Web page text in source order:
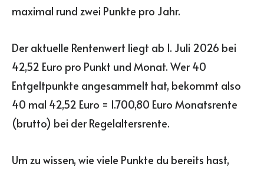
maximal rund zwei Punkte pro Jahr.
Der aktuelle Rentenwert liegt ab 1. Juli 2026 bei
42,52 Euro pro Punkt und Monat. Wer 40
Entgeltpunkte angesammelt hat, bekommt also
40 mal 42,52 Euro = 1.700,80 Euro Monatsrente
(brutto) bei der Regelaltersrente.
Um zu wissen, wie viele Punkte du bereits hast,